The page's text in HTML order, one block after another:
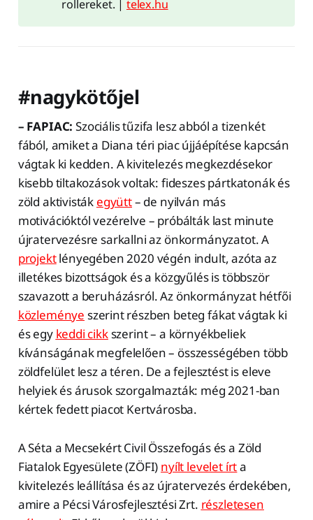
rollereket. | telex.hu
#nagykötőjel
– FAPIAC:Szociális tűzifa lesz abból a tizenkét
fából, amiket a Diana téri piac újjáépítése kapcsán
vágtak ki kedden. A kivitelezés megkezdésekor
kisebb tiltakozások voltak: fideszes pártkatonák és
zöld aktivisták együtt– de nyilván más
motivációktól vezérelve – próbálták last minute
újratervezésre sarkallni az önkormányzatot. A
projektlényegében 2020 végén indult, azóta az
illetékes bizottságok és a közgyűlés is többször
szavazott a beruházásról. Az önkormányzat hétfői
közleménye szerint részben beteg fákat vágtak ki
és egy keddi cikkszerint – a környékbeliek
kívánságának megfelelően – összességében több
zöldfelület lesz a téren. De a fejlesztést is eleve
helyiek és árusok szorgalmazták: még 2021-ban
kértek fedett piacot Kertvárosba.
A Séta a Mecsekért Civil Összefogás és a Zöld
Fiatalok Egyesülete (ZÖFI) nyílt levelet írta
kivitelezés leállítása és az újratervezés érdekében,
amire a Pécsi Városfejlesztési Zrt. részletesen